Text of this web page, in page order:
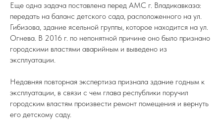
Еще одна задача поставлена перед АМС г. Владикавказа:
передать на баланс детского сада, расположенного на ул.
Гибизова, здание ясельной группы, которое находится на ул.
Огнева. В 2016 г. по непонятной причине оно было признано
городскими властями аварийным и выведено из
эксплуатации.
Недавняя повторная экспертиза признала здание годным к
эксплуатации, в связи с чем глава республики поручил
городским властям произвести ремонт помещения и вернуть
его детскому саду.